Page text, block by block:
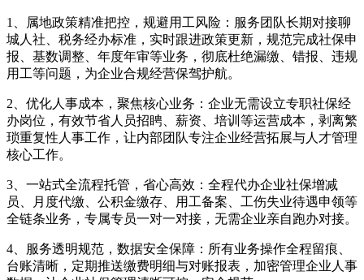
1、属地政策精准把控，规避用工风险：服务团队长期对接聊
城人社、税务经办标准，实时跟进政策更新，规范完成社保申
报、基数调整、年度年审等业务，彻底杜绝漏缴、错报、违规
用工等问题，为企业合规经营保驾护航。
2、优化人事成本，聚焦核心业务：企业无需设立专职社保经
办岗位，有效节省人员招䀻、薪资、培训等运营成本，剥离繁
琐重复性人事工作，让内部团队专注企业经营拓展与人才管理
核心工作。
3、一站式全流程托管，省心高效：全程代办企业社保增减
员、月度代缴、公积金缴存、用工备案、工伤失业待遇申领等
全链条业务，专属专员一对一对接，无需企业亲自跑办对接。
4、服务透明规范，数据安全保障：所有业务操作全程留痕、
台账清晰，定期推送缴费明细与对账报表，加密管理企业人事